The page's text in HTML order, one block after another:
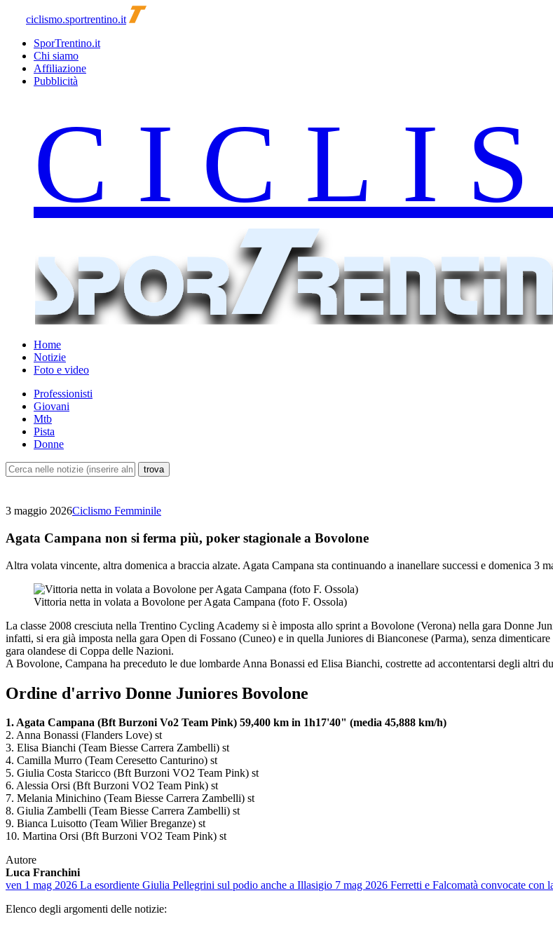
ciclismo.sportrentino.it
SporTrentino.it
Chi siamo
Affiliazione
Pubblicità
Home
Notizie
Foto e video
Professionisti
Giovani
Mtb
Pista
Donne
3 maggio 2026Ciclismo Femminile
Agata Campana non si ferma più, poker stagionale a Bovolone
Altra volata vincente, altra domenica a braccia alzate. Agata Campana sta continuando a inanellare successi e domenica 3
Vittoria netta in volata a Bovolone per Agata Campana (foto F. Ossola)
La classe 2008 cresciuta nella Trentino Cycling Academy si è imposta allo sprint a Bovolone (Verona) nella gara Donne
infatti, si era già imposta nella gara Open di Fossano (Cuneo) e in quella Juniores di Bianconese (Parma), senza
gara olandese di Coppa delle Nazioni.
A Bovolone, Campana ha preceduto le due lombarde Anna Bonassi ed Elisa Bianchi, costrette ad accontentarsi degli altri
Ordine d'arrivo Donne Juniores Bovolone
1. Agata Campana (Bft Burzoni Vo2 Team Pink) 59,400 km in 1h17'40" (media 45,888 km/h)
2. Anna Bonassi (Flanders Love) st
3. Elisa Bianchi (Team Biesse Carrera Zambelli) st
4. Camilla Murro (Team Ceresetto Canturino) st
5. Giulia Costa Staricco (Bft Burzoni VO2 Team Pink) st
6. Alessia Orsi (Bft Burzoni VO2 Team Pink) st
7. Melania Minichino (Team Biesse Carrera Zambelli) st
8. Giulia Zambelli (Team Biesse Carrera Zambelli) st
9. Bianca Luisotto (Team Wilier Breganze) st
10. Martina Orsi (Bft Burzoni VO2 Team Pink) st
Autore
Luca Franchini
ven 1 mag 2026 La esordiente Giulia Pellegrini sul podio anche a Illasigio 7 mag 2026 Ferretti e Falcomatà convocate con
Elenco degli argomenti delle notizie: